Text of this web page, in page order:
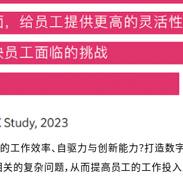
作效率、自驱力与创新能力？打造
关的复杂问题，从而提高员工的工作投入